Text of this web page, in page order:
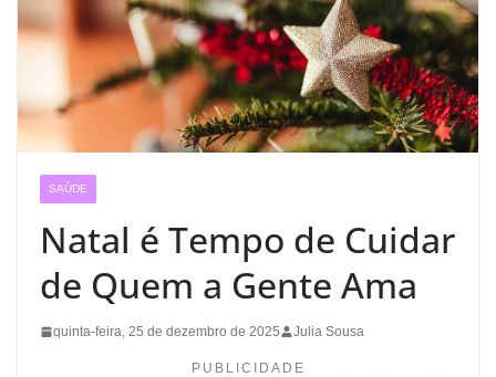
SAÚDE
Natal é Tempo de Cuidar
de Quem a Gente Ama
quinta-feira, 25 de dezembro de 2025 Julia Sousa
PUBLICIDADE